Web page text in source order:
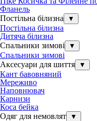
Фланель
Постільна білизна
▼
Постільна білизна
Дитяча білизна
Спальники зимові
▼
Спальники зимові
Аксесуари для шиття
▼
Кант бавовняний
Мереживо
Наповнювач
Карнизи
Коса бейка
Одяг для немовлят
▼